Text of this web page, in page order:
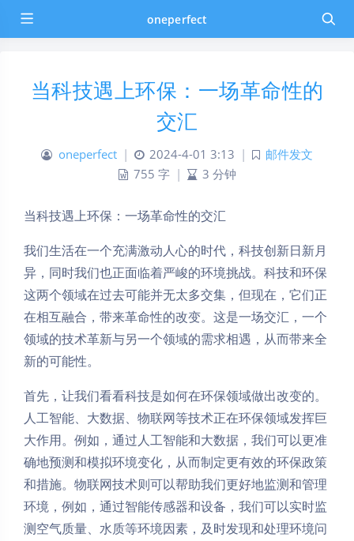
oneperfect
当科技遇上环保：一场革命性的
交汇
oneperfect | 2024-4-01 3:13 |
邮件发文
755 字 | 3 分钟
当科技遇上环保：一场革命性的交汇
我们生活在一个充满激动人心的时代，科技创新日新月
异，同时我们也正面临着严峻的环境挑战。科技和环保
这两个领域在过去可能并无太多交集，但现在，它们正
在相互融合，带来革命性的改变。这是一场交汇，一个
领域的技术革新与另一个领域的需求相遇，从而带来全
新的可能性。
首先，让我们看看科技是如何在环保领域做出改变的。
人工智能、大数据、物联网等技术正在环保领域发挥巨
大作用。例如，通过人工智能和大数据，我们可以更准
确地预测和模拟环境变化，从而制定更有效的环保政策
和措施。物联网技术则可以帮助我们更好地监测和管理
环境，例如，通过智能传感器和设备，我们可以实时监
测空气质量、水质等环境因素，及时发现和处理环境问